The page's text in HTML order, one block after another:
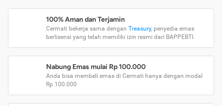
100% Aman dan Terjamin
Cermati bekerja sama dengan Treasury, penyedia emas
berlisensi yang telah memiliki izin resmi dari BAPPEBTI.
Nabung Emas mulai Rp 100.000
Anda bisa membeli emas di Cermati hanya dengan modal
Rp 100.000